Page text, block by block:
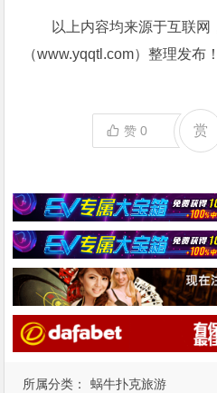
所属分类： 蜗牛扑克旅游
以上内容均来源于互联网
（www.yqqtl.com）整理发布！
赞0 赏